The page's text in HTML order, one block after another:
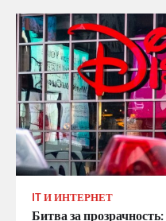
IT И ИНТЕРНЕТ
Битва за